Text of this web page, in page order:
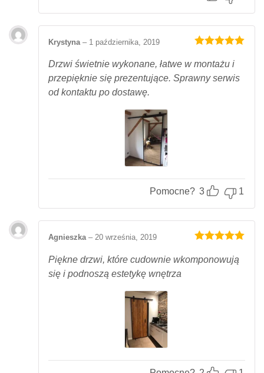
na 5.
Krystyna – 1 października, 2019
Drzwi świetnie wykonane, łatwe w montażu i
przepięknie się prezentujące. Sprawny serwis
od kontaktu po dostawę.
Pomocne? 3 1
na 5.
Agnieszka – 20 września, 2019
Piękne drzwi, które cudownie wkomponowują
się i podnoszą estetykę wnętrza